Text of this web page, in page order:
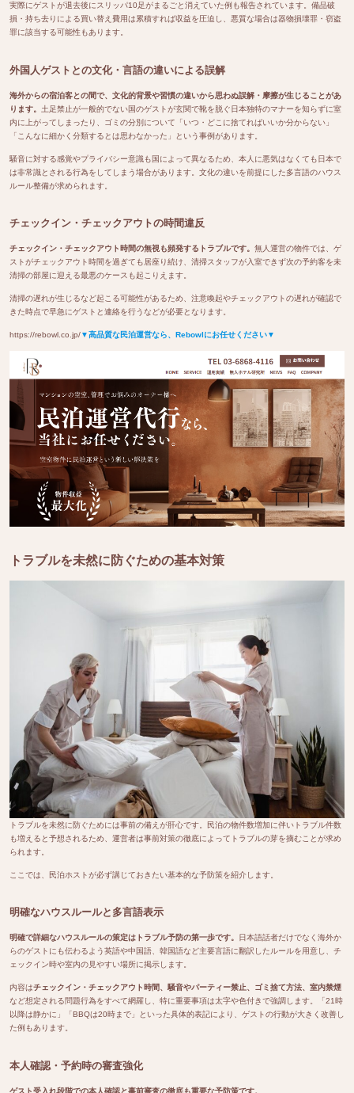
実際にゲストが退去後にスリッパ10足がまるごと消えていた例も報告されています。備品破
損・持ち去りによる買い替え費用は累積すれば収益を圧迫し、悪質な場合は器物損壊罪・窃盗
罪に該当する可能性もあります。
外国人ゲストとの文化・言語の違いによる誤解
海外からの宿泊客との間で、文化的背景や習慣の違いから思わぬ誤解・摩擦が生じることがあ
ります。 土足禁止が一般的でない国のゲストが玄関で靴を脱ぐ日本独特のマナーを知らずに室
内に上がってしまったり、ゴミの分別について「いつ・どこに捨てればいいか分からない」
「こんなに細かく分類するとは思わなかった」という事例があります。
騒音に対する感覚やプライバシー意識も国によって異なるため、本人に悪気はなくても日本で
は非常識とされる行為をしてしまう場合があります。文化の違いを前提にした多言語のハウス
ルール整備が求められます。
チェックイン・チェックアウトの時間違反
チェックイン・チェックアウト時間の無視も頻発するトラブルです。 無人運営の物件では、ゲ
ストがチェックアウト時間を過ぎても居座り続け、清掃スタッフが入室できず次の予約客を未
清掃の部屋に迎える最悪のケースも起こりえます。
清掃の遅れが生じるなど起こる可能性があるため、注意喚起やチェックアウトの遅れが確認で
きた時点で早急にゲストと連絡を行うなどが必要となります。
https://rebowl.co.jp/▼高品質な民泊運営なら、Rebowlにお任せください▼
トラブルを未然に防ぐための基本対策
トラブルを未然に防ぐためには事前の備えが肝心です。民泊の物件数増加に伴いトラブル件数
も増えると予想されるため、運営者は事前対策の徹底によってトラブルの芽を摘むことが求め
られます。
ここでは、民泊ホストが必ず講じておきたい基本的な予防策を紹介します。
明確なハウスルールと多言語表示
明確で詳細なハウスルールの策定はトラブル予防の第一歩です。
日本語話者だけでなく海外か
らのゲストにも伝わるよう英語や中国語、韓国語など主要言語に翻訳したルールを用意し、チ
ェックイン時や室内の見やすい場所に掲示します。
内容はチェックイン・チェックアウト時間、騒音やパーティー禁止、ゴミ捨て方法、室内禁煙
など想定される問題行為をすべて網羅し、特に重要事項は太字や色付きで強調します。「21時
以降は静かに」「BBQは20時まで」といった具体的表記により、ゲストの行動が大きく改善し
た例もあります。
本人確認・予約時の審査強化
ゲスト受入れ段階での本人確認と事前審査の徹底も重要な予防策です。